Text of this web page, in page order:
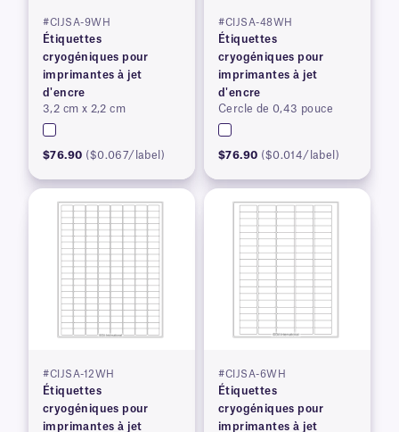
#CIJSA-9WH
Étiquettes
cryogéniques pour
imprimantes à jet
d'encre
3,2 cm x 2,2 cm
$76.90 ($0.067/label)
#CIJSA-48WH
Étiquettes
cryogéniques pour
imprimantes à jet
d'encre
Cercle de 0,43 pouce
$76.90 ($0.014/label)
#CIJSA-12WH
Étiquettes
cryogéniques pour
imprimantes à jet
#CIJSA-6WH
Étiquettes
cryogéniques pour
imprimantes à jet